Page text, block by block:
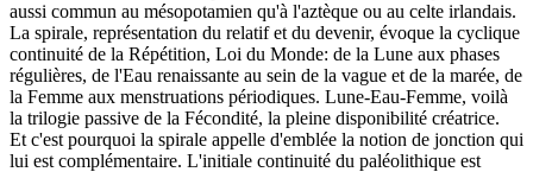
aussi commun au mésopotamien qu'à l'aztèque ou au celte irlandais.
La spirale, représentation du relatif et du devenir, évoque la cyclique
continuité de la Répétition, Loi du Monde: de la Lune aux phases
régulières, de l'Eau renaissante au sein de la vague et de la marée, de
la Femme aux menstruations périodiques. Lune-Eau-Femme, voilà
la trilogie passive de la Fécondité, la pleine disponibilité créatrice.
Et c'est pourquoi la spirale appelle d'emblée la notion de jonction qui
lui est complémentaire. L'initiale continuité du paléolithique est